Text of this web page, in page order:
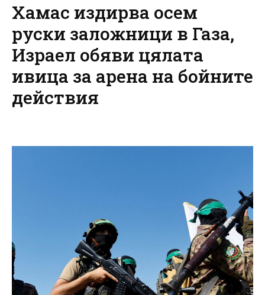
Хамас издирва осем
руски заложници в Газа,
Израел обяви цялата
ивица за арена на бойните
действия